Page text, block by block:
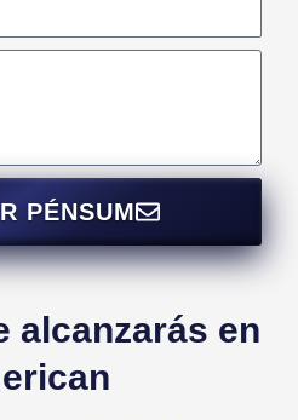
PÉNSUM
alcanzarás en